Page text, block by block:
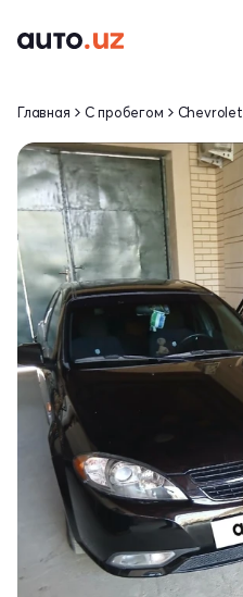
Главная С пробегом Chevrolet